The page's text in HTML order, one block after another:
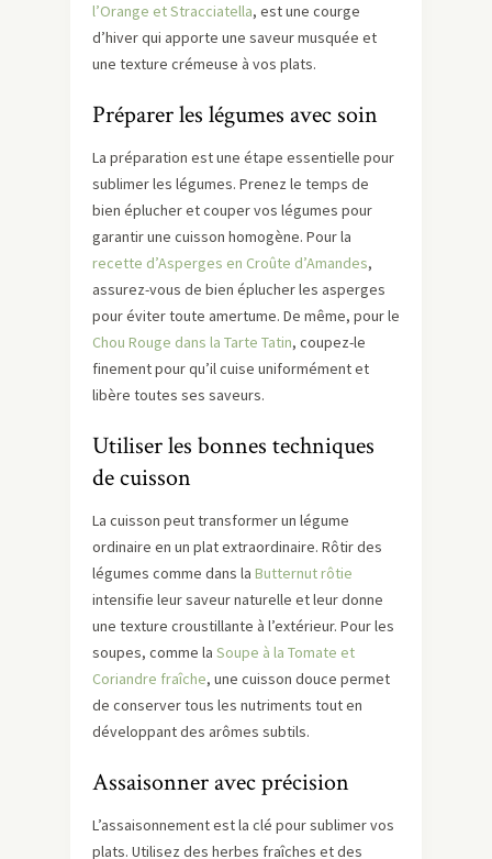
l’Orange et Stracciatella, est une courge
d’hiver qui apporte une saveur musquée et
une texture crémeuse à vos plats.
Préparer les légumes avec soin
La préparation est une étape essentielle pour
sublimer les légumes. Prenez le temps de
bien éplucher et couper vos légumes pour
garantir une cuisson homogène. Pour la
recette d’Asperges en Croûte d’Amandes,
assurez-vous de bien éplucher les asperges
pour éviter toute amertume. De même, pour le
Chou Rouge dans la Tarte Tatin, coupez-le
finement pour qu’il cuise uniformément et
libère toutes ses saveurs.
Utiliser les bonnes techniques
de cuisson
La cuisson peut transformer un légume
ordinaire en un plat extraordinaire. Rôtir des
légumes comme dans la Butternut rôtie
intensifie leur saveur naturelle et leur donne
une texture croustillante à l’extérieur. Pour les
soupes, comme la Soupe à la Tomate et
Coriandre fraîche, une cuisson douce permet
de conserver tous les nutriments tout en
développant des arômes subtils.
Assaisonner avec précision
L’assaisonnement est la clé pour sublimer vos
plats. Utilisez des herbes fraîches et des